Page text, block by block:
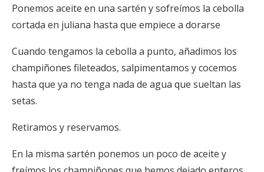
Ponemos aceite en una sartén y sofreímos la cebolla
cortada en juliana hasta que empiece a dorarse
Cuando tengamos la cebolla a punto, añadimos los
champiñones fileteados, salpimentamos y cocemos
hasta que ya no tenga nada de agua que sueltan las
setas.
Retiramos y reservamos.
En la misma sartén ponemos un poco de aceite y